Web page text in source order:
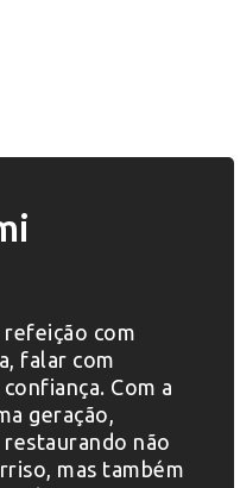
refeição com
falar com
Com a
geração,
restaurando não
mas também